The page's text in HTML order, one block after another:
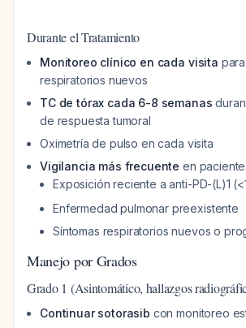
Durante el Tratamiento
Monitoreo clínico en cada visita
respiratorios nuevos
TC de tórax cada 6-8 semanas
de respuesta tumoral
Oximetría de pulso en cada visita
Vigilancia más frecuente en
Exposición reciente a anti-PD-(L)1
Enfermedad pulmonar preexistente
Síntomas respiratorios nuevos o
Manejo por Grados
Grado 1 (Asintomático, hallazgos
Continuar sotorasib con monitoreo